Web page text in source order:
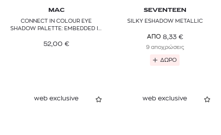
MAC
CONNECT IN COLOUR EYE
SHADOW PALETTE: EMBEDDED IN
52,00 €
SEVENTEEN
SILKY ESHADOW METALLIC
ΑΠΟ 8,33 €
9 αποχρώσεις
ΔΩΡΟ
web exclusive web exclusive